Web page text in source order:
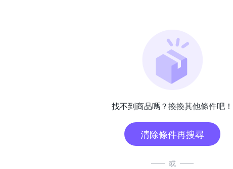
找不到商品嗎？換換其他條件吧！
清除條件再搜尋
或